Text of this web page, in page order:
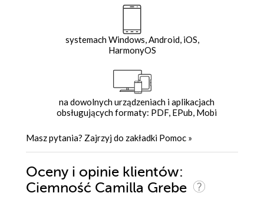
systemach Windows, Android, iOS,
HarmonyOS
na dowolnych urządzeniach i aplikacjach
obsługujących formaty: PDF, EPub, Mobi
Masz pytania? Zajrzyj do zakładki Pomoc »
Oceny i opinie klientów:
Ciemność Camilla Grebe